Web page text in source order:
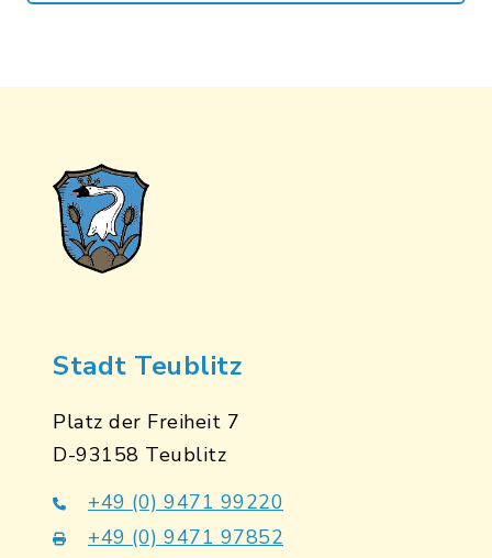
Stadt Teublitz
Platz der Freiheit 7
D-93158 Teublitz
+49 (0) 9471 99220
+49 (0) 9471 97852